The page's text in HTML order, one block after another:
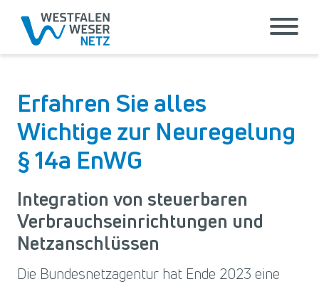
Erfahren Sie alles
Wichtige zur Neuregelung
§ 14a EnWG
Integration von steuerbaren
Verbrauchseinrichtungen und
Netzanschlüssen
Die Bundesnetzagentur hat Ende 2023 eine